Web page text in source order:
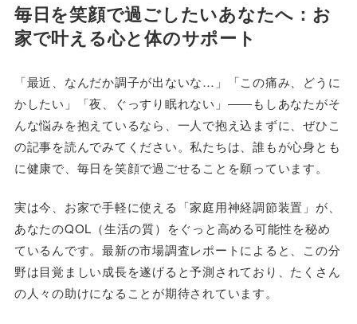
毎日を笑顔で過ごしたいあなたへ：お
家で叶える心と体のサポート
「最近、なんだか調子が出ないな…」「この痛み、どうに
かしたい」「夜、ぐっすり眠れない」――もしあなたがそ
んな悩みを抱えているなら、一人で抱え込まずに、ぜひこ
の記事を読んでみてください。私たちは、誰もが心身とも
に健康で、毎日を笑顔で過ごせることを願っています。
実は今、お家で手軽に使える「家庭用神経調節装置」が、
あなたのQOL（生活の質）をぐっと高める可能性を秘め
ているんです。最新の市場調査レポートによると、この分
野は目覚ましい成長を遂げると予測されており、たくさん
の人々の助けになることが期待されています。